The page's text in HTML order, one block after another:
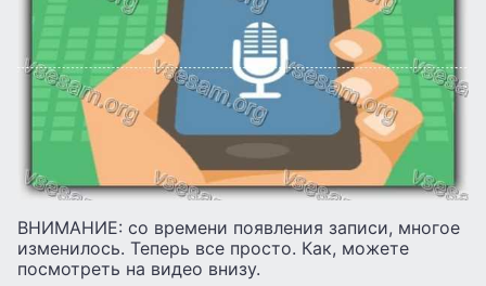
ВНИМАНИЕ: со времени появления записи, многое
изменилось. Теперь все просто. Как, можете
посмотреть на видео внизу.